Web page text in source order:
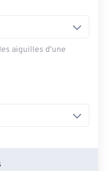
aiguilles d'une